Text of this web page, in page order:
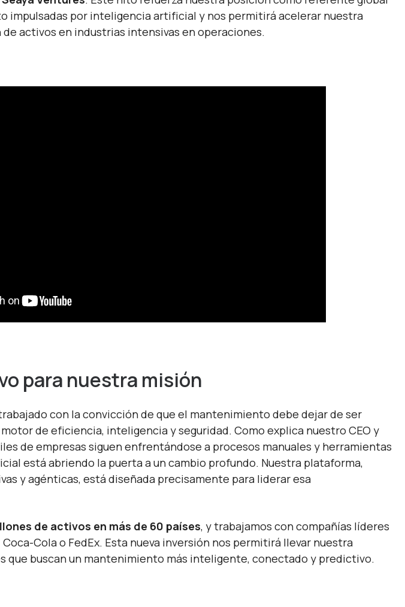
impulsadas por inteligencia artificial y nos permitirá acelerar nuestra
activos en industrias intensivas en operaciones.
para nuestra misión
con la convicción de que el mantenimiento debe dejar de ser
de eficiencia, inteligencia y seguridad. Como explica nuestro CEO y
de empresas siguen enfrentándose a procesos manuales y herramientas
está abriendo la puerta a un cambio profundo. Nuestra plataforma,
y agénticas, está diseñada precisamente para liderar esa
de activos en más de 60 países, y trabajamos con compañías líderes
Cola o FedEx. Esta nueva inversión nos permitirá llevar nuestra
que buscan un mantenimiento más inteligente, conectado y predictivo.